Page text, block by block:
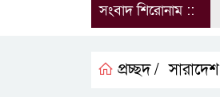
সংবাদ শিরোনাম ::
প্রচ্ছদ / সারাদেশ